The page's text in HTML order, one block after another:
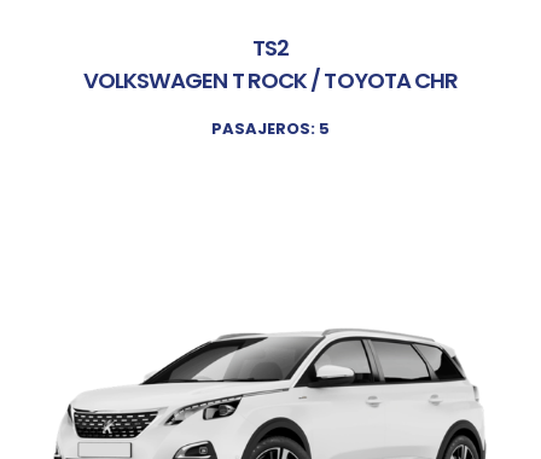
TS2
VOLKSWAGEN T ROCK / TOYOTA CHR
PASAJEROS: 5